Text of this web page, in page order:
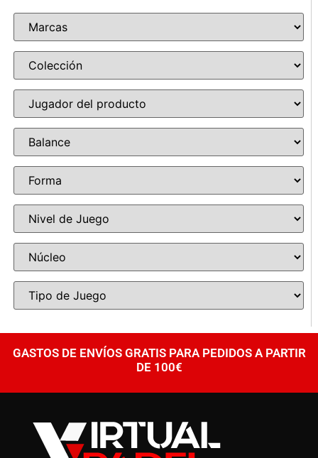
GASTOS DE ENVÍOS GRATIS PARA PEDIDOS A PARTIR
DE 100€